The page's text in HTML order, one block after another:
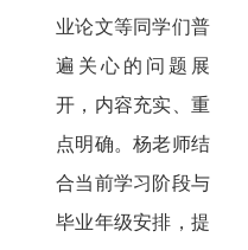
业论文等同学们普
遍关心的问题展
开，内容充实、重
点明确。杨老师结
合当前学习阶段与
毕业年级安排，提